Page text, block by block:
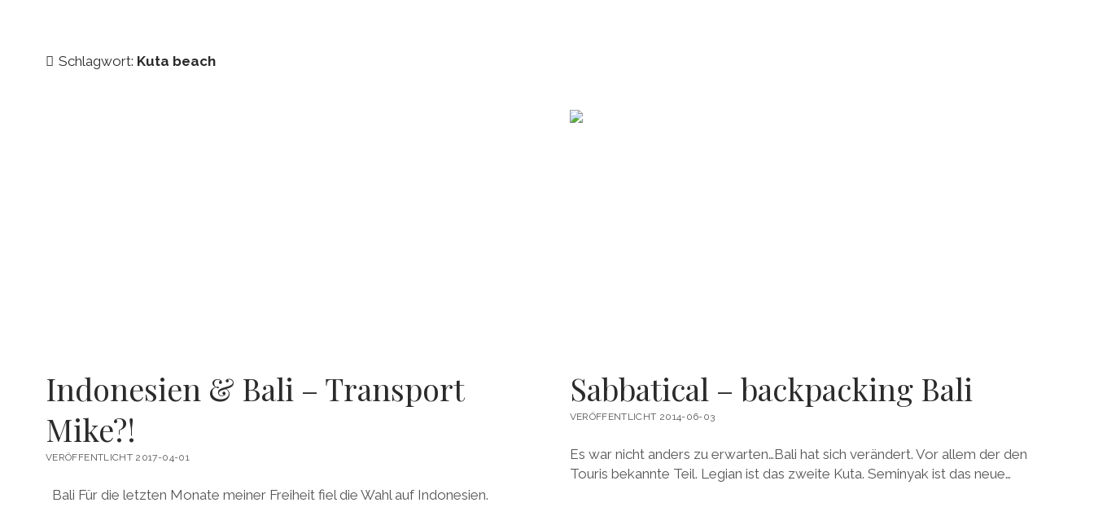
Schlagwort: Kuta beach
Indonesien & Bali – Transport
Mike?!
VERÖFFENTLICHT 2017-04-01
Bali Für die letzten Monate meiner Freiheit fiel die Wahl auf Indonesien.
Sabbatical – backpacking Bali
VERÖFFENTLICHT 2014-06-03
Es war nicht anders zu erwarten…Bali hat sich verändert. Vor allem der den
Touris bekannte Teil. Legian ist das zweite Kuta. Seminyak ist das neue…